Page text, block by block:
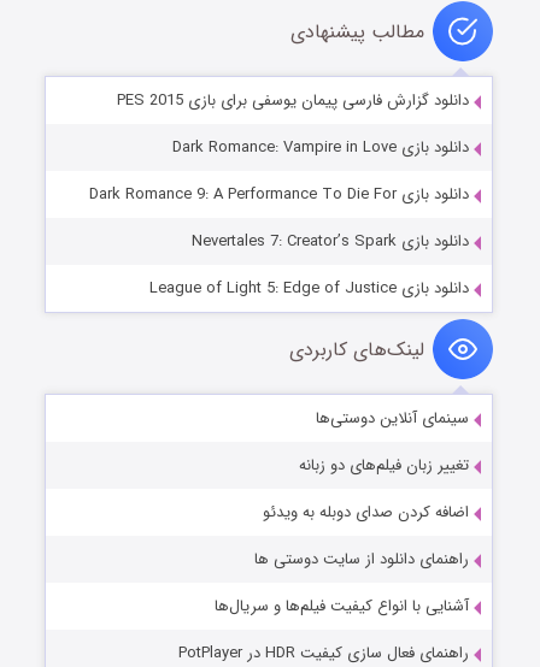
مطالب پیشنهادی
دانلود گزارش فارسی پیمان یوسفی برای بازی PES 2015
دانلود بازی Dark Romance: Vampire in Love
دانلود بازی Dark Romance 9: A Performance To Die For
دانلود بازی Nevertales 7: Creator’s Spark
دانلود بازی League of Light 5: Edge of Justice
لینک‌های کاربردی
سینمای آنلاین دوستی‌ها
تغییر زبان فیلم‌های دو زبانه
اضافه کردن صدای دوبله به ویدئو
راهنمای دانلود از سایت دوستی ها
آشنایی با انواع کیفیت فیلم‌ها و سریال‌ها
راهنمای فعال سازی کیفیت HDR در PotPlayer